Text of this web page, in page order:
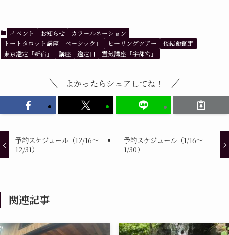
イベント お知らせ
カラールネーション
トートタロット講座「ベーシック」
ヒーリングツアー
倭結命鑑定
東京鑑定「新宿」
講座 鑑定日 霊気講座「宇都宮」
よかったらシェアしてね！
予約スケジュール（12/16～
12/31）
予約スケジュール（1/16～
1/30）
関連記事